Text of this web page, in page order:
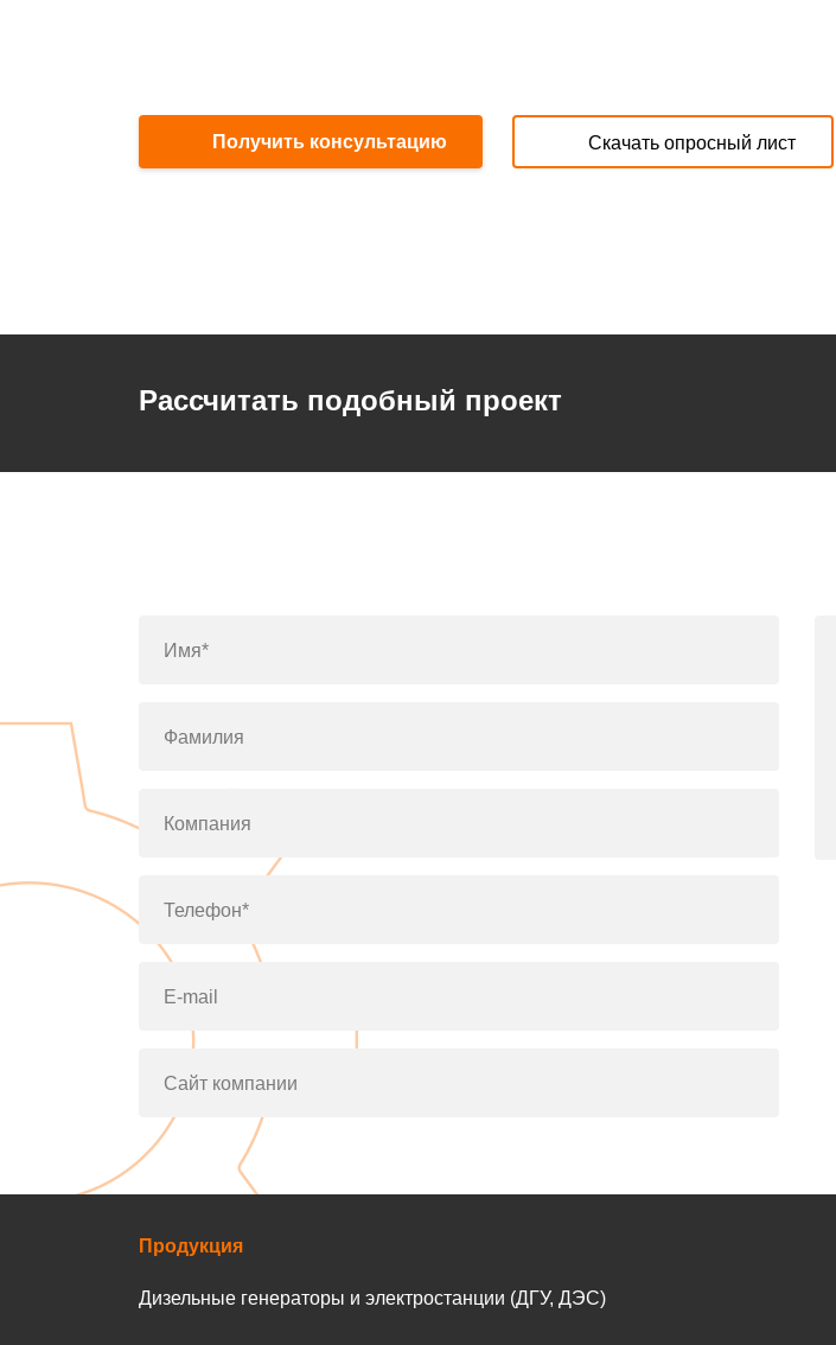
Получить консультацию Скачать опросный лист
Рассчитать подобный проект
Имя*
Фамилия
Компания
Телефон*
E-mail
Сайт компании
Продукция
Дизельные генераторы и электростанции (ДГУ, ДЭС)